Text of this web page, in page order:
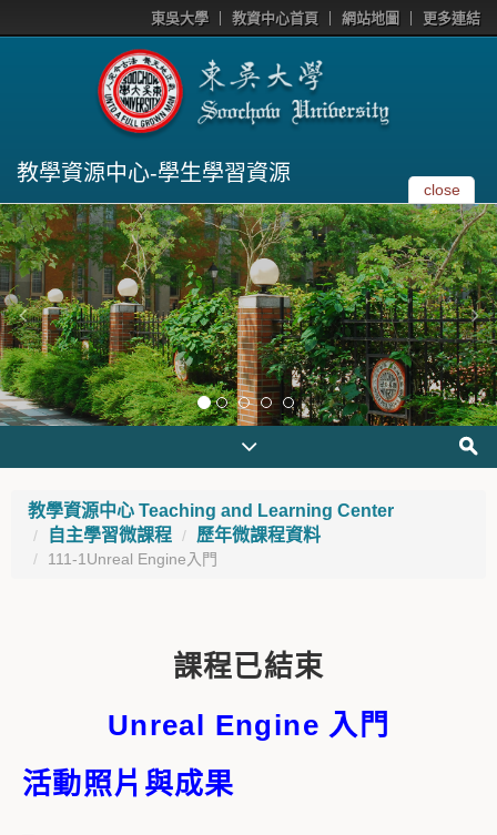
東吳大學 教資中心首頁 網站地圖 更多連結
教學資源中心-學生學習資源
close
教學資源中心 Teaching and Learning Center
自主學習微課程
歷年微課程資料
111-1Unreal Engine入門
課程已結束
Unreal Engine 入門
活動照片與成果